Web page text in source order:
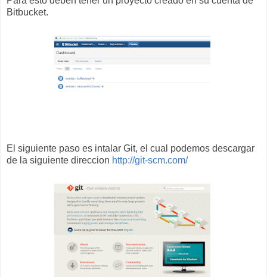
Bitbucket.
El siguiente paso es intalar Git, el cual podemos descargar
de la siguiente direccion http://git-scm.com/